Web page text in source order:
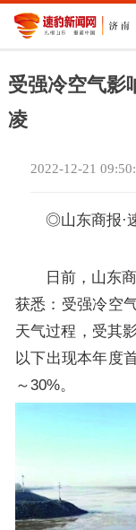
受强冷空气影
凌
2022-12-21
◎山东商报·
日前，山东
获悉：受强冷空
天气过程，受其
以下出现本年度
～30%。